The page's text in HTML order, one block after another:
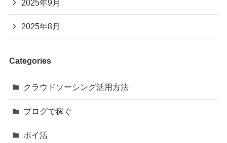
2025年9月
2025年8月
Categories
クラウドソーシング活用方法
ブログで稼ぐ
ポイ活